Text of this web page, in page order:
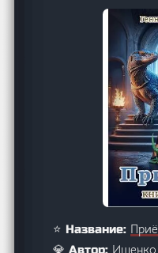
⭐ Название:
💎 Автор: Ищенко